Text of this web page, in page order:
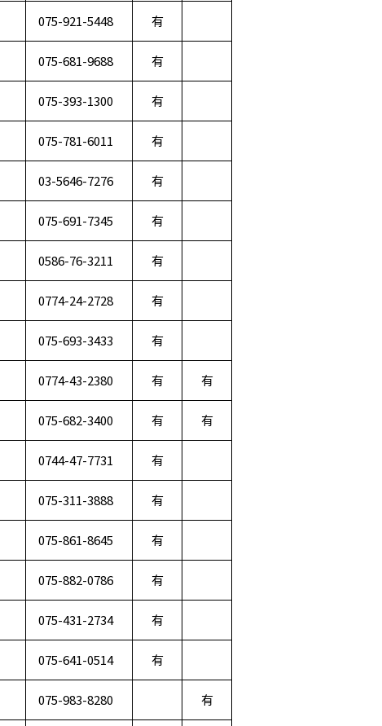
075-921-5448 有
075-681-9688 有
075-393-1300 有
075-781-6011 有
03-5646-7276 有
075-691-7345 有
0586-76-3211 有
0774-24-2728 有
075-693-3433 有
0774-43-2380 有 有
075-682-3400 有 有
0744-47-7731 有
075-311-3888 有
075-861-8645 有
075-882-0786 有
075-431-2734 有
075-641-0514 有
075-983-8280 有